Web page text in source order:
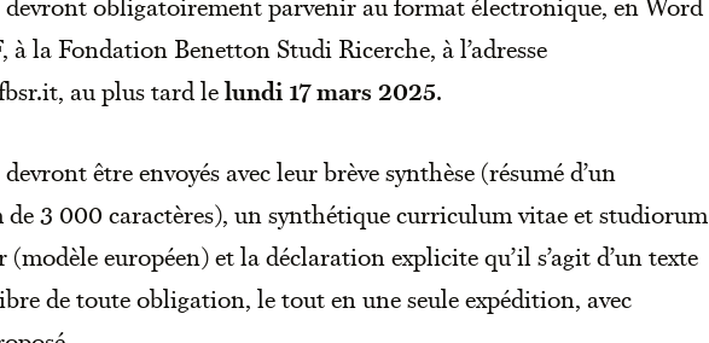
à la Fondation Benetton Studi Ricerche, à l’adresse
au plus tard lelundi 17 mars 2025.
être envoyés avec leur brève synthèse (résumé d’un
de 3 000 caractères), un synthétique curriculum vitae et studiorum
(modèle européen) et la déclaration explicite qu’il s’agit d’un texte
de toute obligation, le tout en une seule expédition, avec